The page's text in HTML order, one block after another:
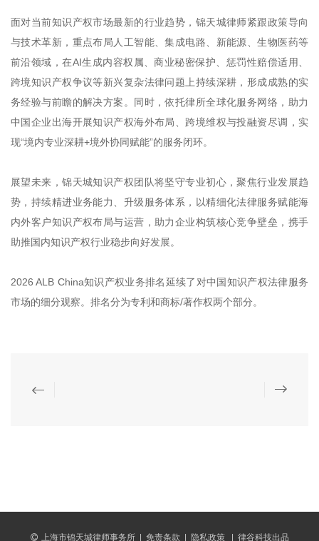
面对当前知识产权市场最新的行业趋势，锦天城律师紧跟政策导向
与技术革新，重点布局人工智能、集成电路、新能源、生物医药等
前沿领域，在AI生成内容权属、商业秘密保护、惩罚性赔偿适用、
跨境知识产权争议等新兴复杂法律问题上持续深耕，形成成熟的实
务经验与前瞻的解决方案。同时，依托律所全球化服务网络，助力
中国企业出海开展知识产权海外布局、跨境维权与投融资尽调，实
现“境内专业深耕+境外协同赋能”的服务闭环。
展望未来，锦天城知识产权团队将坚守专业初心，聚焦行业发展趋
势，持续精进业务能力、升级服务体系，以精细化法律服务赋能海
内外客户知识产权布局与运营，助力企业构筑核心竞争壁垒，携手
助推国内知识产权行业稳步向好发展。
2026 ALB China知识产权业务排名延续了对中国知识产权法律服务
市场的细分观察。排名分为专利和商标/著作权两个部分。
上海市锦天城律师事务所 免责条款 隐私政策 律谷科技出品